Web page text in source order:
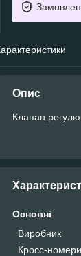
Опис
Клапан
Основні
Виробник
Кросс-номери